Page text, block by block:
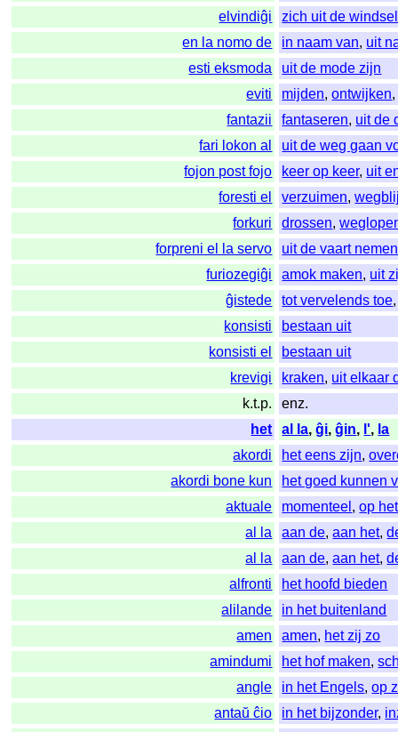
elvindiĝi
zich uit de
en la nomo de
in naam van, uit
esti eksmoda
uit de mode zijn
eviti
mijden,ontwijken
fantazii
fantaseren, uit de
fari lokon al
uit de weg gaan
fojon post fojo
keer op keer, uit
foresti el
verzuimen,
forkuri
drossen,
forpreni el la servo
uit de vaart nemen
furiozegiĝi
amok maken, uit
ĝistede
tot vervelends toe
konsisti
bestaan uit
konsisti el
bestaan uit
krevigi
kraken, uit elkaar
k.t.p.
enz.
het
al la,ĝi,ĝin, l', la
akordi
het eens zijn,
akordi bone kun
het goed kunnen
aktuale
momenteel ,op
al la
aan de,aan het,
al la
aan de,aan het,
alfronti
het hoofd bieden
alilande
in het buitenland
amen
amen, het zij zo
amindumi
het hof maken,
angle
in het Engels,op
antaŭ ĉio
in het bijzonder,